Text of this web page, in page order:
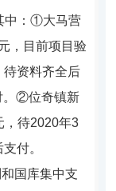
中：①大马营
，目前项目验
待资料齐全后
。②位奇镇新
，待2020年3
付。
国库集中支